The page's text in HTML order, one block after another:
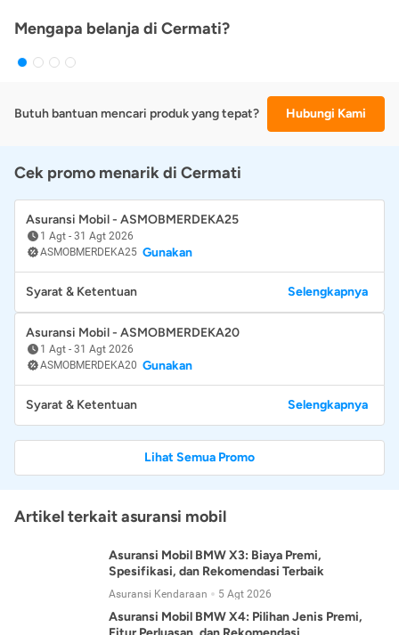
Mengapa belanja di Cermati?
Butuh bantuan mencari produk yang tepat? Hubungi Kami
Cek promo menarik di Cermati
Asuransi Mobil - ASMOBMERDEKA25
1 Agt - 31 Agt 2026
ASMOBMERDEKA25 Gunakan
Syarat & Ketentuan Selengkapnya
Asuransi Mobil - ASMOBMERDEKA20
1 Agt - 31 Agt 2026
ASMOBMERDEKA20 Gunakan
Syarat & Ketentuan Selengkapnya
Lihat Semua Promo
Artikel terkait asuransi mobil
Asuransi Mobil BMW X3: Biaya Premi,
Spesifikasi, dan Rekomendasi Terbaik
Asuransi Kendaraan 5 Agt 2026
Asuransi Mobil BMW X4: Pilihan Jenis Premi,